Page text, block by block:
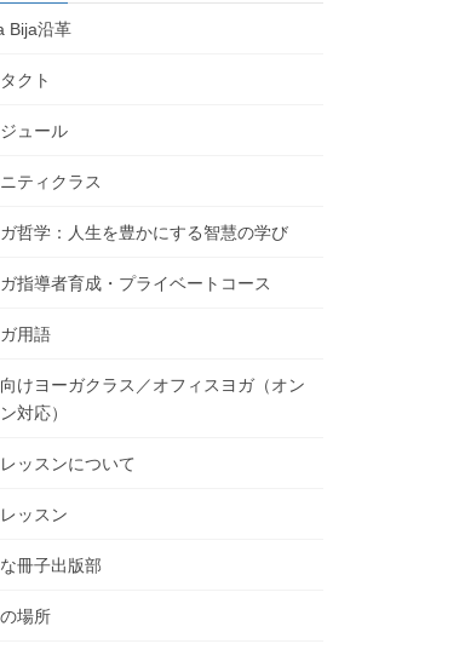
Bija沿革
クト
ュール
ティクラス
哲学：人生を豊かにする智慧の学び
指導者育成・プライベートコース
用語
けヨーガクラス／オフィスヨガ（オン
対応）
ッスンについて
ッスン
冊子出版部
場所